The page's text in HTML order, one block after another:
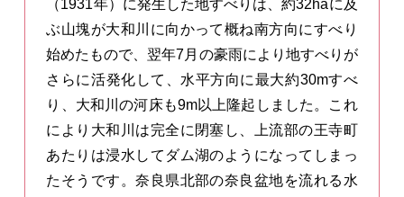
（1931年）に発生した地すべりは、約32haに及
ぶ山塊が大和川に向かって概ね南方向にすべり
始めたもので、翌年7月の豪雨により地すべりが
さらに活発化して、水平方向に最大約30mすべ
り、大和川の河床も9m以上隆起しました。これ
により大和川は完全に閉塞し、上流部の王寺町
あたりは浸水してダム湖のようになってしまっ
たそうです。奈良県北部の奈良盆地を流れる水